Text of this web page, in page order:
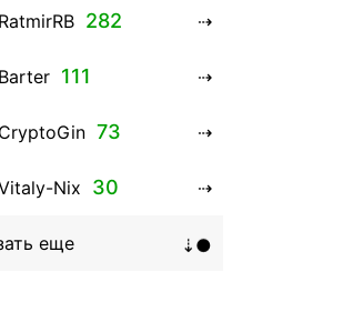
RatmirRB 282
Barter 111
CryptoGin 73
Nix 30
16